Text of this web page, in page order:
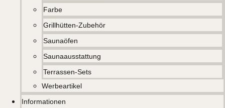
Farbe
Grillhütten-Zubehör
Saunaöfen
Saunaausstattung
Terrassen-Sets
Werbeartikel
Informationen